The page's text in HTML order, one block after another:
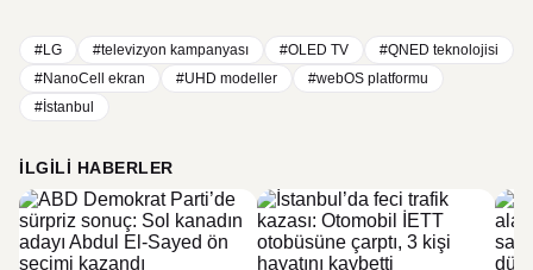
#LG #televizyon kampanyası #OLED TV
#QNED teknolojisi
#NanoCell ekran
#UHD modeller
#webOS platformu
#İstanbul
İLGILI HABERLER